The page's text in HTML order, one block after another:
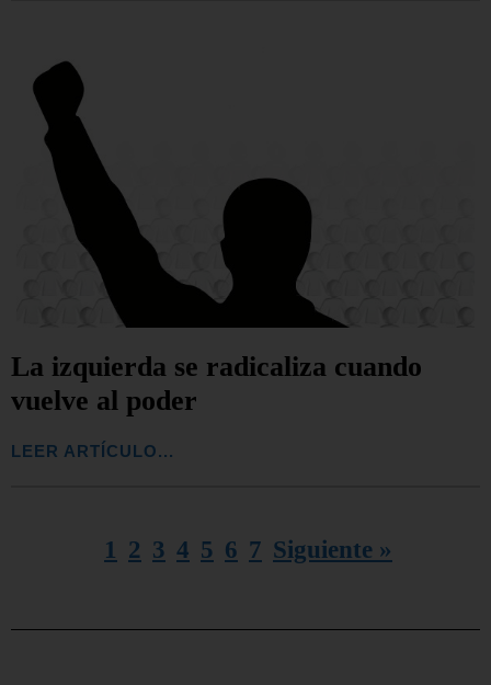
La izquierda se radicaliza cuando
vuelve al poder
LEER ARTÍCULO...
1 2 3 4 5 6 7 Siguiente »